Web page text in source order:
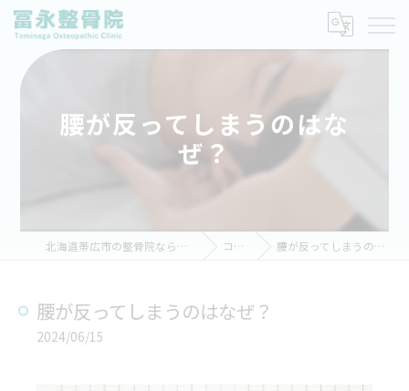
腰が反ってしまうのはな
ぜ？
北海道帯広市の整骨院なら冨永整骨院 コラム 腰が反ってしまうのはなぜ？
腰が反ってしまうのはなぜ？
2024/06/15